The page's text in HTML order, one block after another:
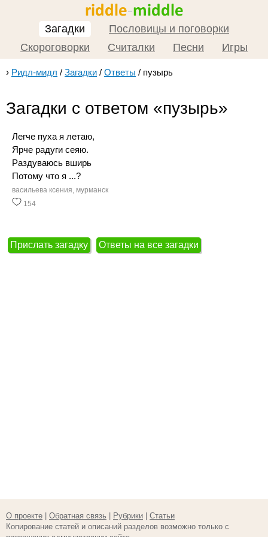
Загадки
Пословицы и поговорки
Скороговорки
Считалки Песни Игры
› Ридл-мидл / Загадки / Ответы / пузырь
Загадки с ответом «пузырь»
Легче пуха я летаю,
Ярче радуги сеяю.
Раздуваюсь вширь
Потому что я ...?
васильева ксения, мурманск
154
Прислать загадку Ответы на все загадки
О проекте Обратная связь Рубрики
Статьи
Копирование статей и описаний разделов возможно только с